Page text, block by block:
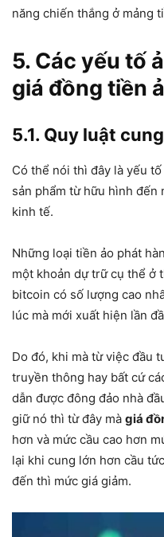
năng chiến thắng ở mảng
5. Các yếu tố
giá đồng tiền
5.1. Quy luật
Có thể nói thì đây là yếu
sản phẩm từ hữu hình đến
kinh tế.
Những loại tiền ảo phát
một khoản dự trữ cụ thể ở
bitcoin có số lượng cao
lúc mà mới xuất hiện lần
Do đó, khi mà từ việc đầu
truyền thông hay bất cứ
dẫn được đông đảo nhà
giữ nó thì từ đây mà giá
hơn và mức cầu cao hơn
lại khi cung lớn hơn cầu
đến thì mức giá giảm.